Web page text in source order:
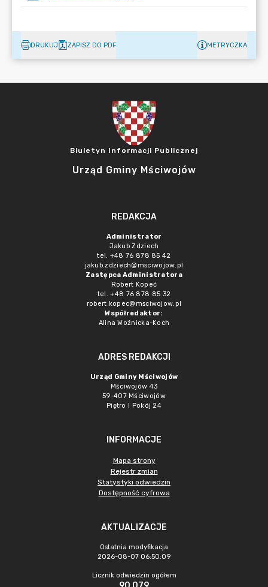
DRUKUJ ZAPISZ DO PDF METRYCZKA
Biuletyn Informacji Publicznej
Urząd Gminy Mściwojów
REDAKCJA
Administrator
Jakub Zdziech
tel. +48 76 878 85 42
jakub.zdziech@msciwojow.pl
Zastępca Administratora
Robert Kopeć
tel. +48 76 878 85 32
robert.kopec@msciwojow.pl
Współredaktor:
Alina Woźnicka-Koch
ADRES REDAKCJI
Urząd Gminy Mściwojów
Mściwojów 43
59-407 Mściwojów
Piętro I Pokój 24
INFORMACJE
Mapa strony
Rejestr zmian
Statystyki odwiedzin
Dostępność cyfrowa
AKTUALIZACJE
Ostatnia modyfikacja
2026-08-07 06:50:09
Licznik odwiedzin ogółem